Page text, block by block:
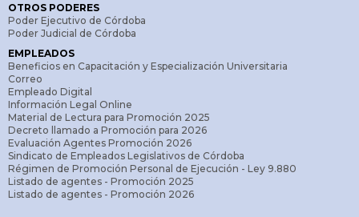
OTROS PODERES
Poder Ejecutivo de Córdoba
Poder Judicial de Córdoba
EMPLEADOS
Beneficios en Capacitación y Especialización Universitaria
Correo
Empleado Digital
Información Legal Online
Material de Lectura para Promoción 2025
Decreto llamado a Promoción para 2026
Evaluación Agentes Promoción 2026
Sindicato de Empleados Legislativos de Córdoba
Régimen de Promoción Personal de Ejecución - Ley 9.880
Listado de agentes - Promoción 2025
Listado de agentes - Promoción 2026